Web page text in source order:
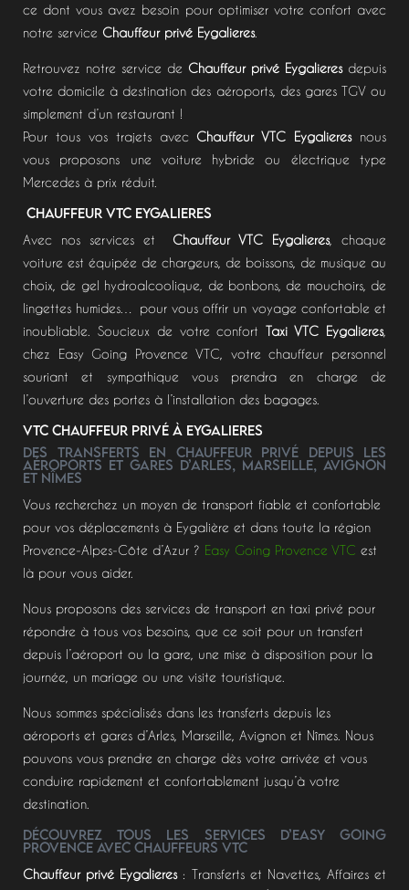
ce dont vous avez besoin pour optimiser votre confort avec
notre service Chauffeur privé Eygalieres.
Retrouvez notre service de Chauffeur privé Eygalieresdepuis
votre domicile à destination des aéroports, des gares TGV ou
simplement d’un restaurant !
Pour tous vos trajets avec Chauffeur VTC Eygalieresnous
vous proposons une voiture hybride ou électrique type
Mercedes à prix réduit.
CHAUFFEUR VTC Eygalieres
Avec nos services et Chauffeur VTC Eygalieres, chaque
voiture est équipée de chargeurs, de boissons, de musique au
choix, de gel hydroalcoolique, de bonbons, de mouchoirs, de
lingettes humides… pour vous offrir un voyage confortable et
inoubliable. Soucieux de votre confortTaxi VTC Eygalieres,
chez Easy Going Provence VTC, votre chauffeur personnel
souriant et sympathique vous prendra en charge de
l’ouverture des portes à l’installation des bagages.
VTC Chauffeur privé à Eygalieres
Des transferts en chauffeur privé depuis les
aéroports et gares d’Arles, Marseille, Avignon
et Nîmes
Vous recherchez un moyen de transport fiable et confortable
pour vos déplacements à Eygalière et dans toute la région
Provence-Alpes-Côte d’Azur ? Easy Going Provence VTC est
là pour vous aider.
Nous proposons des services de transport en taxi privé pour
répondre à tous vos besoins, que ce soit pour un transfert
depuis l’aéroport ou la gare, une mise à disposition pour la
journée, un mariage ou une visite touristique.
Nous sommes spécialisés dans les transferts depuis les
aéroports et gares d’Arles, Marseille, Avignon et Nîmes. Nous
pouvons vous prendre en charge dès votre arrivée et vous
conduire rapidement et confortablement jusqu’à votre
destination.
Découvrez tous les services d’Easy Going
Provence avec chauffeurs VTC
Chauffeur privé Eygalieres: Transferts et Navettes, Affaires et